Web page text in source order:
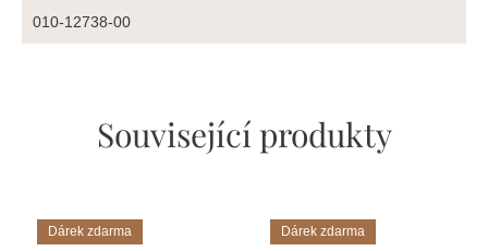
Související produkty
Dárek zdarma Dárek zdarma
010-12738-00